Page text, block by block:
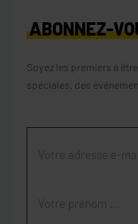
ABONNEZ-
Soyez les premiers à
spéciales, des